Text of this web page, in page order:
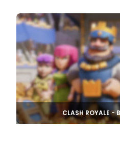
CLASH ROYALE -